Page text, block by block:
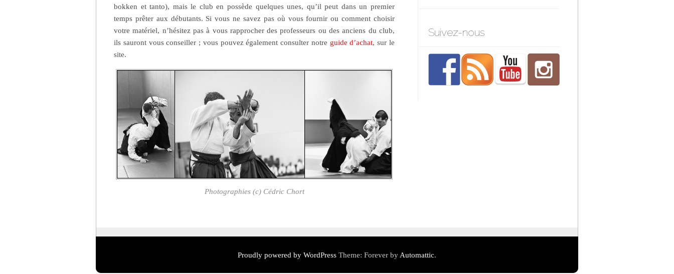
bokken et tanto), mais le club en possède quelques unes, qu’il peut dans un premier
temps prêter aux débutants. Si vous ne savez pas où vous fournir ou comment choisir
votre matériel, n’hésitez pas à vous rapprocher des professeurs ou des anciens du club,
ils sauront vous conseiller ; vous pouvez également consulter notre guide d’achat, sur le
site.
Photographies (c) Cédric Chort
Suivez-nous
Proudly powered by WordPress Theme: Forever by Automattic.